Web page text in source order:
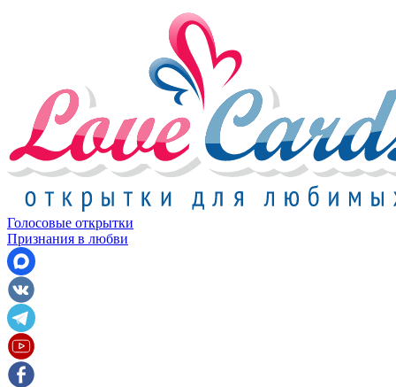
Голосовые открытки
Признания в любви